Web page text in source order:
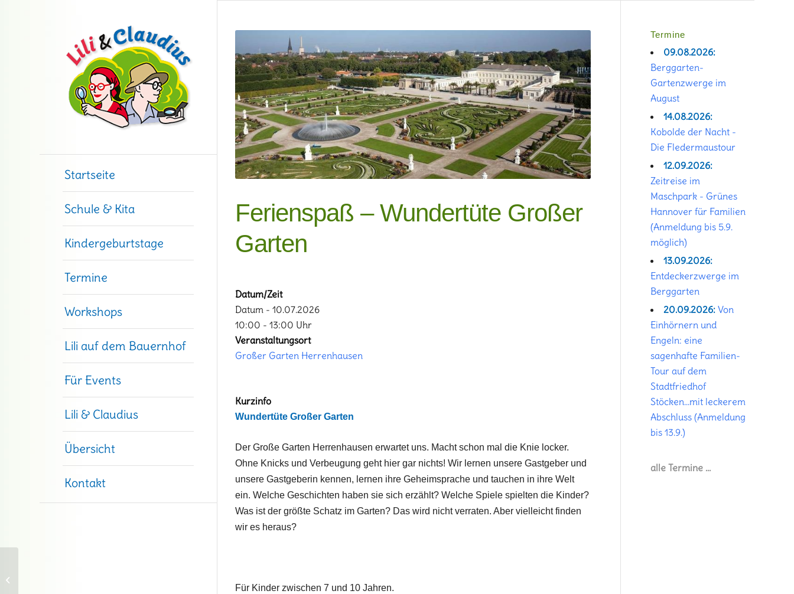
Startseite
Schule & Kita
Kindergeburtstage
Termine
Workshops
Lili auf dem Bauernhof
Für Events
Lili & Claudius
Übersicht
Kontakt
Ferienspaß – Wundertüte Großer
Garten
Datum/Zeit
Datum - 10.07.2026
10:00 - 13:00 Uhr
Veranstaltungsort
Großer Garten Herrenhausen
Kurzinfo
Wundertüte Großer Garten
Der Große Garten Herrenhausen erwartet uns. Macht schon mal die Knie locker.
Ohne Knicks und Verbeugung geht hier gar nichts! Wir lernen unsere Gastgeber und
unsere Gastgeberin kennen, lernen ihre Geheimsprache und tauchen in ihre Welt
ein. Welche Geschichten haben sie sich erzählt? Welche Spiele spielten die Kinder?
Was ist der größte Schatz im Garten? Das wird nicht verraten. Aber vielleicht finden
wir es heraus?
Für Kinder zwischen 7 und 10 Jahren.
Termine
09.08.2026:
Berggarten-
Gartenzwerge im
August
14.08.2026:
Kobolde der Nacht -
Die Fledermaustour
12.09.2026:
Zeitreise im
Maschpark - Grünes
Hannover für Familien
(Anmeldung bis 5.9.
möglich)
13.09.2026:
Entdeckerzwerge im
Berggarten
20.09.2026: Von
Einhörnern und
Engeln: eine
sagenhafte Familien-
Tour auf dem
Stadtfriedhof
Stöcken...mit leckerem
Abschluss (Anmeldung
bis 13.9.)
alle Termine …